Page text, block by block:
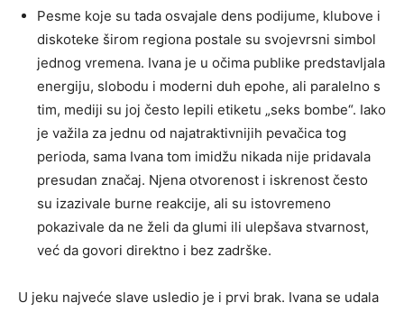
Pesme koje su tada osvajale dens podijume, klubove i
diskoteke širom regiona postale su svojevrsni simbol
jednog vremena. Ivana je u očima publike predstavljala
energiju, slobodu i moderni duh epohe, ali paralelno s
tim, mediji su joj često lepili etiketu „seks bombe“. Iako
je važila za jednu od najatraktivnijih pevačica tog
perioda, sama Ivana tom imidžu nikada nije pridavala
presudan značaj. Njena otvorenost i iskrenost često
su izazivale burne reakcije, ali su istovremeno
pokazivale da ne želi da glumi ili ulepšava stvarnost,
već da govori direktno i bez zadrške.
U jeku najveće slave usledio je i prvi brak. Ivana se udala